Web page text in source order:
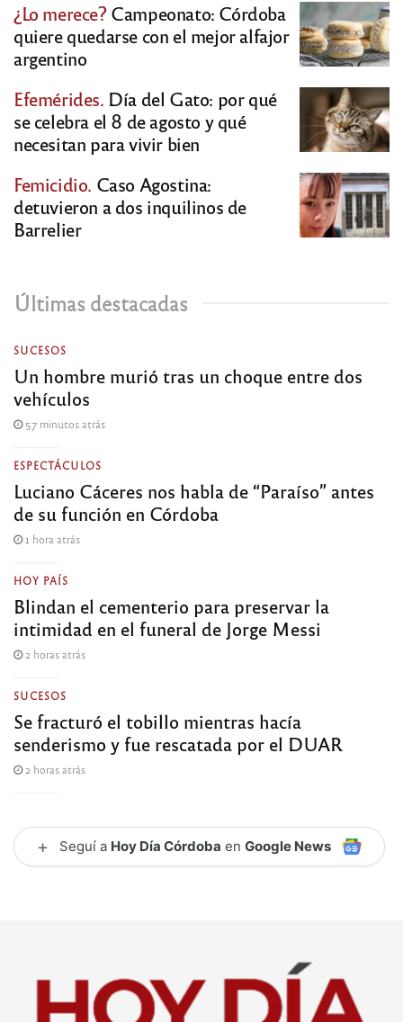
¿Lo merece?Campeonato: Córdoba
quiere quedarse con el mejor alfajor
argentino
Efemérides. Día del Gato: por qué
se celebra el 8 de agosto y qué
necesitan para vivir bien
Femicidio. Caso Agostina:
detuvieron a dos inquilinos de
Barrelier
Últimas destacadas
SUCESOS
Un hombre murió tras un choque entre dos
vehículos
57 minutos atrás
ESPECTÁCULOS
Luciano Cáceres nos habla de “Paraíso” antes
de su función en Córdoba
1 hora atrás
HOY PAÍS
Blindan el cementerio para preservar la
intimidad en el funeral de Jorge Messi
2 horas atrás
SUCESOS
Se fracturó el tobillo mientras hacía
senderismo y fue rescatada por el DUAR
2 horas atrás
+ Seguí a Hoy Día Córdoba en Google News